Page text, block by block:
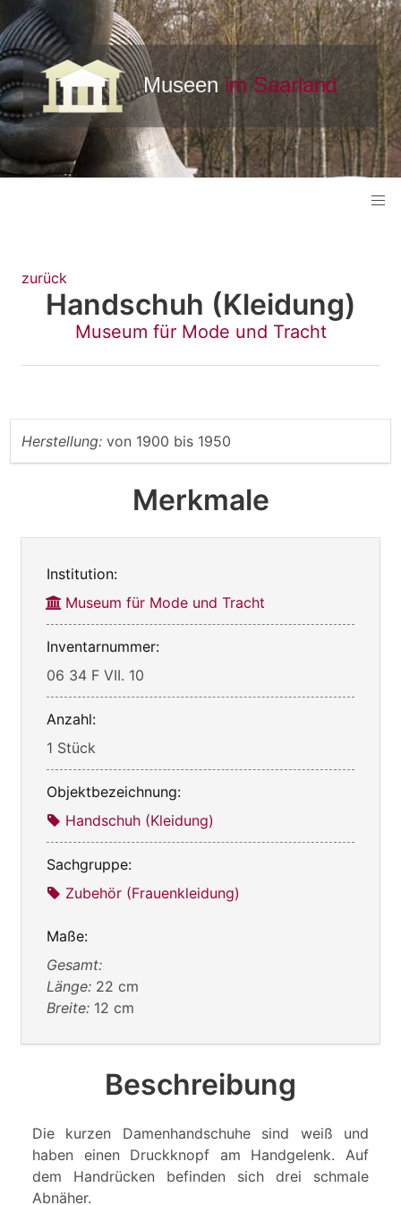
zurück
Handschuh (Kleidung)
Museum für Mode und Tracht
Herstellung: von 1900 bis 1950
Merkmale
Institution:
Museum für Mode und Tracht
Inventarnummer:
06 34 F VII. 10
Anzahl:
1 Stück
Objektbezeichnung:
Handschuh (Kleidung)
Sachgruppe:
Zubehör (Frauenkleidung)
Maße:
Gesamt:
Länge: 22 cm
Breite: 12 cm
Beschreibung
Die kurzen Damenhandschuhe sind weiß und
haben einen Druckknopf am Handgelenk. Auf
dem Handrücken befinden sich drei schmale
Abnäher.